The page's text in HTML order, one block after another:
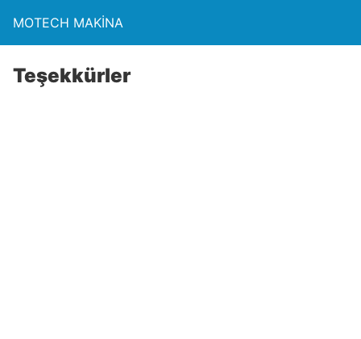
MOTECH MAKİNA
Teşekkürler